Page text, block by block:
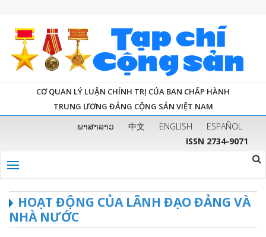
CƠ QUAN LÝ LUẬN CHÍNH TRỊ CỦA BAN CHẤP HÀNH
TRUNG ƯƠNG ĐẢNG CỘNG SẢN VIỆT NAM
ພາສາລາວ 中文 ENGLISH
ESPAÑOL
ISSN 2734-9071
HOẠT ĐỘNG CỦA LÃNH ĐẠO ĐẢNG VÀ
NHÀ NƯỚC